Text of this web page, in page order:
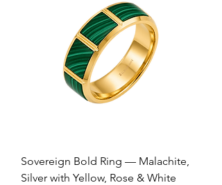
Sovereign Bold Ring — Malachite,
Silver with Yellow, Rose & White